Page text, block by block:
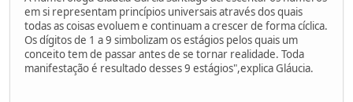
em si representam princípios universais através dos quais
todas as coisas evoluem e continuam a crescer de forma cíclica.
Os dígitos de 1 a 9 simbolizam os estágios pelos quais um
conceito tem de passar antes de se tornar realidade. Toda
manifestação é resultado desses 9 estágios",explica Gláucia.